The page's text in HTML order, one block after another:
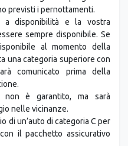
previsti i pernottamenti.
disponibilità e la vostra
sempre disponibile. Se
al momento della
una categoria superiore con
comunicato prima della
non è garantito, ma sarà
nelle vicinanze.
un’auto di categoria C per
il pacchetto assicurativo